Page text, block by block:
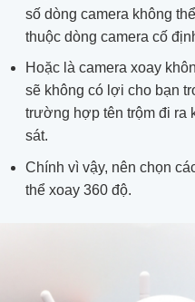
số dòng camera không
thuộc dòng camera cố
Hoặc là camera xoay
sẽ không có lợi cho bạn
trường hợp tên trộm đi ra
sát.
Chính vì vậy, nên chọn
thể xoay 360 độ.